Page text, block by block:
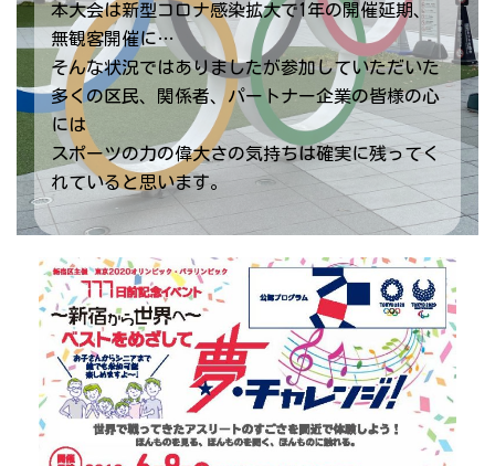
本大会は新型コロナ感染拡大で1年の開催延期、
無観客開催に…
そんな状況ではありましたが参加していただいた
多くの区民、関係者、パートナー企業の皆様の心
には
スポーツの力の偉大さの気持ちは確実に残ってく
れていると思います。